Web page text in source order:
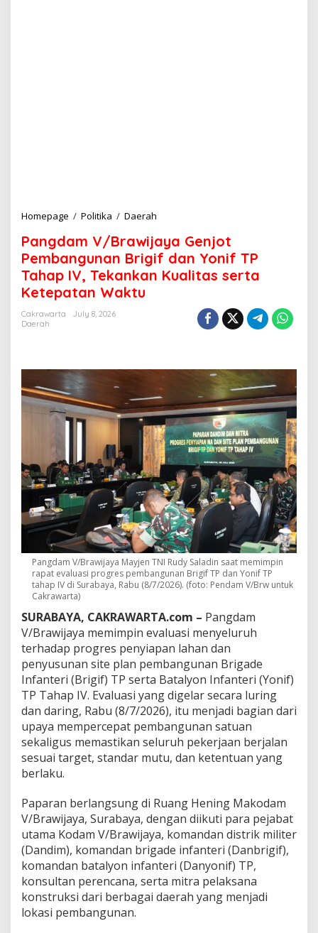
Homepage / Politika / Daerah
n
g
d
w
j
a
y
a
G
e
n
j
o
t
P
e
m
b
a
n
u
n
a
n
B
r
g
i
f
d
a
n
n
i
f
T
P
T
a
h
Pangdam V/Brawijaya Genjot
Pembangunan Brigif dan Yonif TP
Tahap IV, Tekankan Kualitas serta
Ketepatan Waktu
Cakrawarta
July 8, 2026
Daerah
Pangdam V/Brawijaya Mayjen TNI Rudy Saladin saat memimpin
rapat evaluasi progres pembangunan Brigif TP dan Yonif TP
tahap IV di Surabaya, Rabu (8/7/2026). (foto: Pendam V/Brw untuk
Cakrawarta)
SURABAYA, CAKRAWARTA.com – Pangdam
V/Brawijaya memimpin evaluasi menyeluruh
terhadap progres penyiapan lahan dan
penyusunan site plan pembangunan Brigade
Infanteri (Brigif) TP serta Batalyon Infanteri (Yonif)
TP Tahap IV. Evaluasi yang digelar secara luring
dan daring, Rabu (8/7/2026), itu menjadi bagian dari
upaya mempercepat pembangunan satuan
sekaligus memastikan seluruh pekerjaan berjalan
sesuai target, standar mutu, dan ketentuan yang
berlaku.
Paparan berlangsung di Ruang Hening Makodam
V/Brawijaya, Surabaya, dengan diikuti para pejabat
utama Kodam V/Brawijaya, komandan distrik militer
(Dandim), komandan brigade infanteri (Danbrigif),
komandan batalyon infanteri (Danyonif) TP,
konsultan perencana, serta mitra pelaksana
konstruksi dari berbagai daerah yang menjadi
lokasi pembangunan.